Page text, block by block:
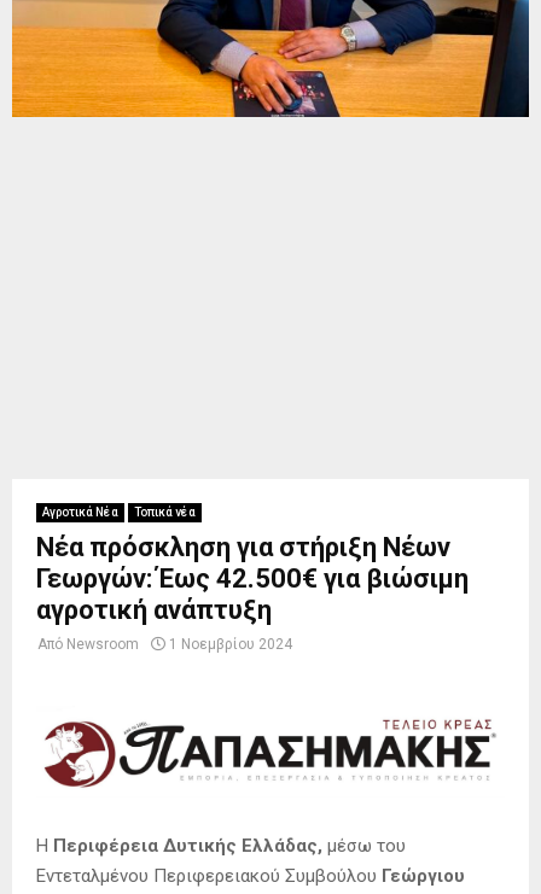
Αγροτικά Νέα Τοπικά νέα
Νέα πρόσκληση για στήριξη Νέων
Γεωργών: Έως 42.500€ για βιώσιμη
αγροτική ανάπτυξη
Από Newsroom 1 Νοεμβρίου 2024
Η Περιφέρεια Δυτικής Ελλάδας, μέσω του
Εντεταλμένου Περιφερειακού Συμβούλου Γεώργιου